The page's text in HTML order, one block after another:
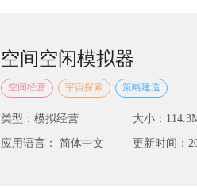
空间空闲模拟器
空间经营 宇宙探索 策略建造
类型：模拟经营 大小：
应用语言： 简体中文 更新时间：